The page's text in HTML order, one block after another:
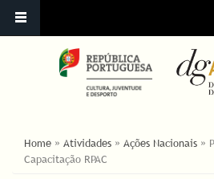
ESTÁ AQUI
Home » Atividades » Ações Nacionais »
Capacitação RPAC